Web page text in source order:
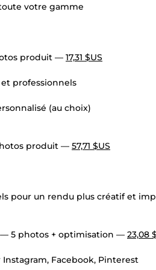
votre gamme
produit — 17,31 $US
professionnels
(au choix)
produit — 57,71 $US
pour un rendu plus créatif et
— 5 photos + optimisation — 23,08
Facebook, Pinterest